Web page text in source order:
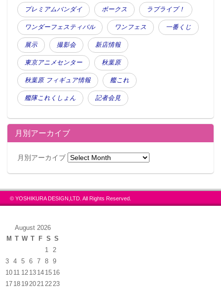
プレミアムバンダイ ボークス ラブライブ！
ワンダーフェスティバル ワンフェス 一番くじ
展示 撮影会 新店情報
東京アニメセンター 秋葉原
秋葉原 フィギュア情報 艦これ
艦隊これくしょん 記者会見
月別アーカイブ
月別アーカイブ
© YOSHIKURA DESIGN,LTD. All Rights Reserved.
August 2026
M T W T F S S
1
2
3
4 5 6 7 8
9
10 11 12 13 14 15 16
17 18 1920212223